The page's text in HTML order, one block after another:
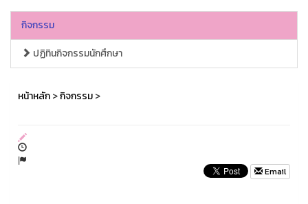
กิจกรรม
ปฏิทินกิจกรรมนักศึกษา
หน้าหลัก>กิจกรรม>
Email